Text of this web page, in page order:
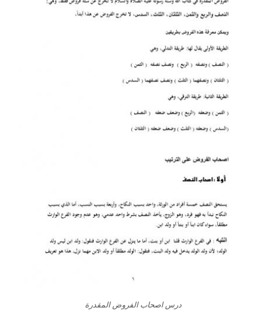
درس اصحاب الفروض المقدرة